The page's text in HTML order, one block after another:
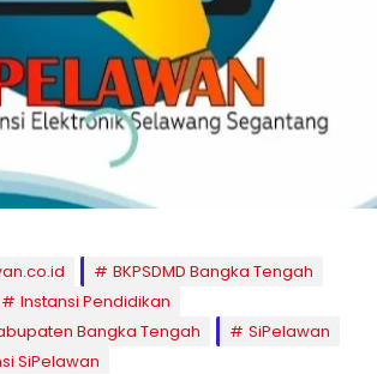
BKPSDMD Bangka Tengah
Instansi Pendidikan
Bangka Tengah
SiPelawan
SiPelawan